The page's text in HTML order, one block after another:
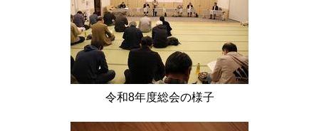
令和8年度総会の様子